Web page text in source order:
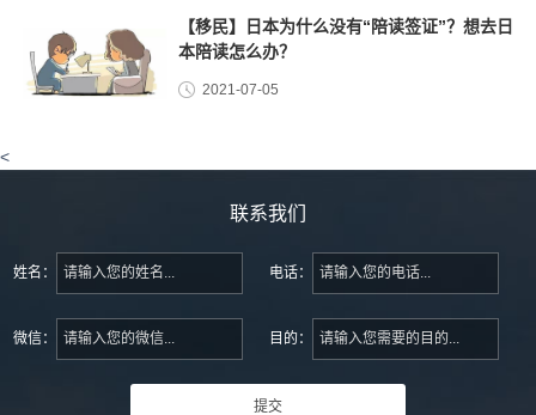
【移民】日本为什么没有“陪读签证”？想去日
本陪读怎么办？
2021-07-05
<
联系我们
姓名： 电话：
微信： 目的：